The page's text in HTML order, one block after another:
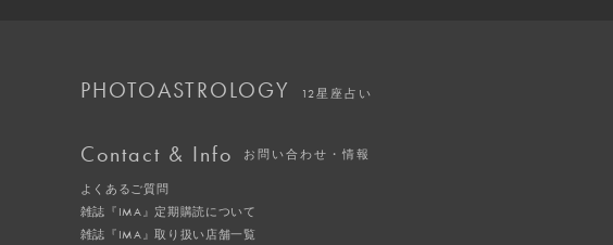
PHOTOASTROLOGY 12星座占い
Contact & Info お問い合わせ・情報
よくあるご質問
雑誌『IMA』定期購読について
雑誌『IMA』取り扱い店舗一覧